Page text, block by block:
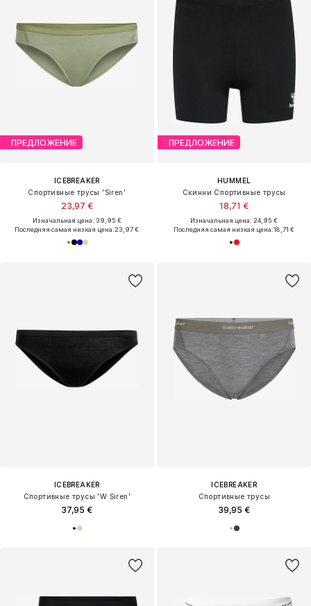
ПРЕДЛОЖЕНИЕ
ICEBREAKER
Спортивные трусы 'Siren'
23,97 €
Изначальная цена: 39,95 €
Последняя самая низкая цена:23,97 €
ПРЕДЛОЖЕНИЕ
HUMMEL
Скинни Спортивные трусы
18,71 €
Изначальная цена: 24,95 €
Последняя самая низкая цена:18,71 €
ICEBREAKER
Спортивные трусы 'W Siren'
37,95 €
ICEBREAKER
Спортивные трусы
39,95 €